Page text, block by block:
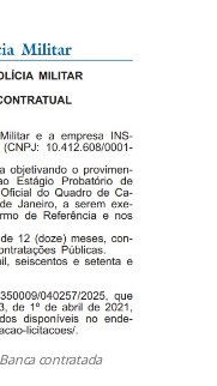
contratada